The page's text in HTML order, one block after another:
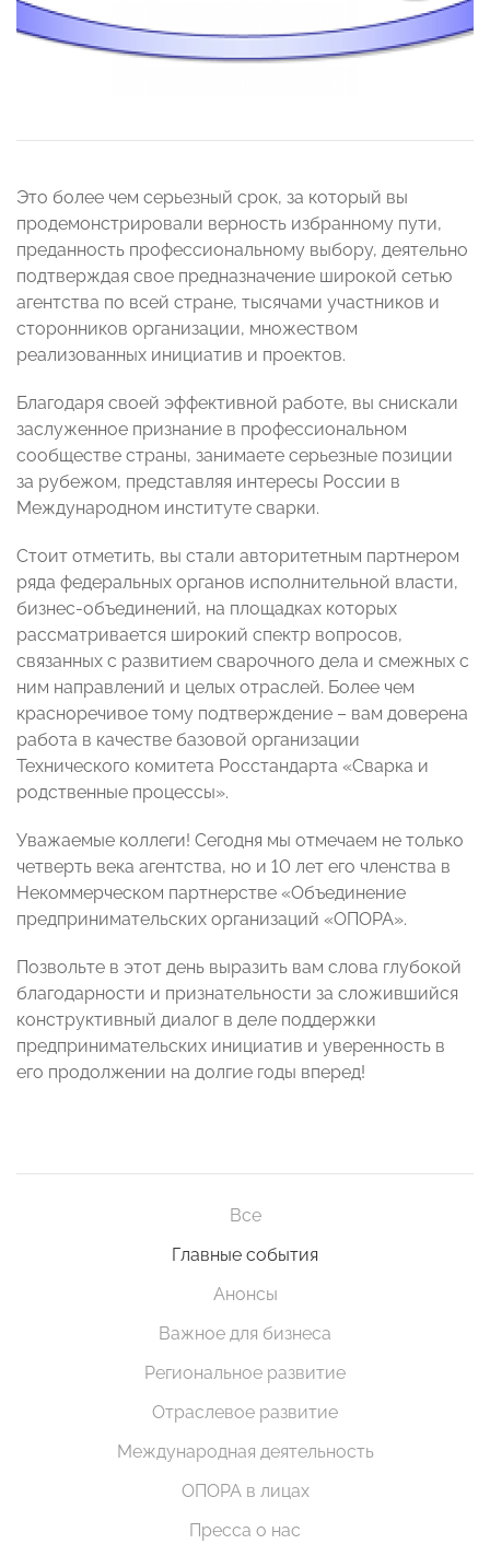
Это более чем серьезный срок, за который вы
продемонстрировали верность избранному пути,
преданность профессиональному выбору, деятельно
подтверждая свое предназначение широкой сетью
агентства по всей стране, тысячами участников и
сторонников организации, множеством
реализованных инициатив и проектов.
Благодаря своей эффективной работе, вы снискали
заслуженное признание в профессиональном
сообществе страны, занимаете серьезные позиции
за рубежом, представляя интересы России в
Международном институте сварки.
Стоит отметить, вы стали авторитетным партнером
ряда федеральных органов исполнительной власти,
бизнес-объединений, на площадках которых
рассматривается широкий спектр вопросов,
связанных с развитием сварочного дела и смежных с
ним направлений и целых отраслей. Более чем
красноречивое тому подтверждение – вам доверена
работа в качестве базовой организации
Технического комитета Росстандарта «Сварка и
родственные процессы».
Уважаемые коллеги! Сегодня мы отмечаем не только
четверть века агентства, но и 10 лет его членства в
Некоммерческом партнерстве «Объединение
предпринимательских организаций «ОПОРА».
Позвольте в этот день выразить вам слова глубокой
благодарности и признательности за сложившийся
конструктивный диалог в деле поддержки
предпринимательских инициатив и уверенность в
его продолжении на долгие годы вперед!
Все
Главные события
Анонсы
Важное для бизнеса
Региональное развитие
Отраслевое развитие
Международная деятельность
ОПОРА в лицах
Пресса о нас